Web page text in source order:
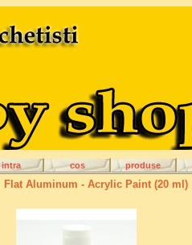
produse
cos
intra
Flat Aluminum - Acrylic Paint (20 ml)